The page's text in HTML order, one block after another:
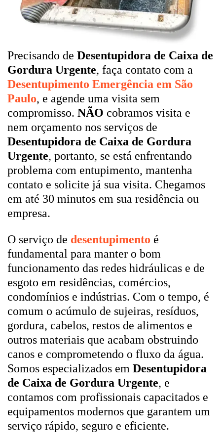
Precisando de Desentupidora de Caixa de
Gordura Urgente, faça contato com a
Desentupimento Emergência em São
Paulo, e agende uma visita sem
compromisso. NÃO cobramos visita e
nem orçamento nos serviços de
Desentupidora de Caixa de Gordura
Urgente, portanto, se está enfrentando
problema com entupimento, mantenha
contato e solicite já sua visita. Chegamos
em até 30 minutos em sua residência ou
empresa.
O serviço de desentupimento é
fundamental para manter o bom
funcionamento das redes hidráulicas e de
esgoto em residências, comércios,
condomínios e indústrias. Com o tempo, é
comum o acúmulo de sujeiras, resíduos,
gordura, cabelos, restos de alimentos e
outros materiais que acabam obstruindo
canos e comprometendo o fluxo da água.
Somos especializados em Desentupidora
de Caixa de Gordura Urgente, e
contamos com profissionais capacitados e
equipamentos modernos que garantem um
serviço rápido, seguro e eficiente.